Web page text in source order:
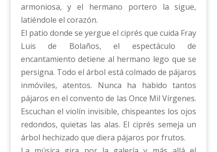
armoniosa, y el hermano portero la sigue,
latiéndole el corazón.
El patio donde se yergue el ciprés que cuida Fray
Luis de Bolaños, el espectáculo de
encantamiento detiene al hermano lego que se
persigna. Todo el árbol está colmado de pájaros
inmóviles, atentos. Nunca ha habido tantos
pájaros en el convento de las Once Mil Vírgenes.
Escuchan el violín invisible, chispeantes los ojos
redondos, quietas las alas. El ciprés semeja un
árbol hechizado que diera pájaros por frutos.